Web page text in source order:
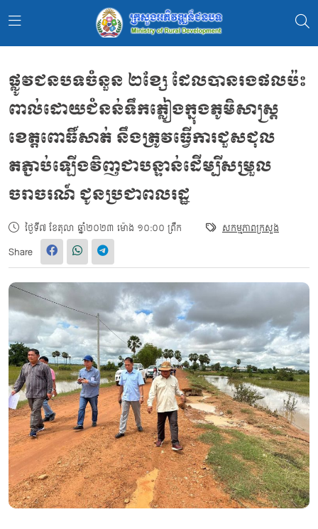
ផ្លូវជនបទចំនួន ២ខ្សែ ដែលបានរងផលប៉ះ
ពាល់ដោយជំនន់ទឹកភ្លៀងក្នុងភូមិសាស្ត្រ
ខេត្តពោធិ៍សាត់ នឹងត្រូវធ្វើការជួសជុល
តភ្ជាប់ឡើងវិញជាបន្ទាន់ដើម្បីសម្រួល
ចរាចរណ៍ ជូនប្រជាពលរដ្ឋ
ថ្ងៃទី៧ ខែតុលា ឆ្នាំ២០២៣ ម៉ោង ១០:០០ ព្រឹក សកម្មភាពក្រសួង
Share